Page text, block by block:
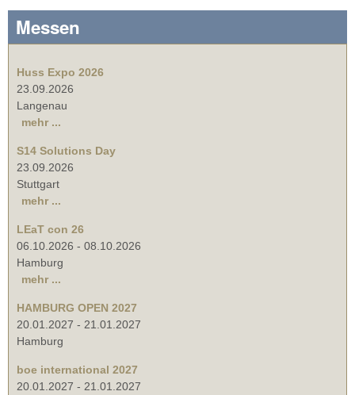
Messen
Huss Expo 2026
23.09.2026
Langenau
mehr ...
S14 Solutions Day
23.09.2026
Stuttgart
mehr ...
LEaT con 26
06.10.2026 - 08.10.2026
Hamburg
mehr ...
HAMBURG OPEN 2027
20.01.2027 - 21.01.2027
Hamburg
boe international 2027
20.01.2027 - 21.01.2027